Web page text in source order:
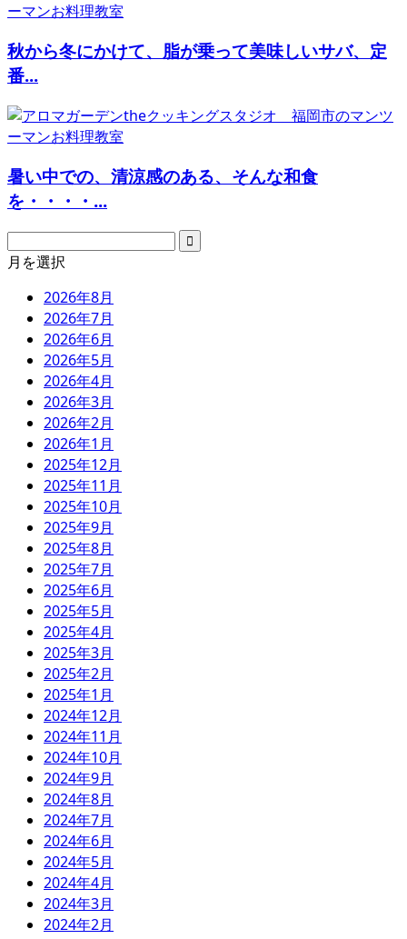
秋から冬にかけて、脂が乗って美味しいサバ、定
番...
暑い中での、清涼感のある、そんな和食
を・・・・...
月を選択
2026年8月
2026年7月
2026年6月
2026年5月
2026年4月
2026年3月
2026年2月
2026年1月
2025年12月
2025年11月
2025年10月
2025年9月
2025年8月
2025年7月
2025年6月
2025年5月
2025年4月
2025年3月
2025年2月
2025年1月
2024年12月
2024年11月
2024年10月
2024年9月
2024年8月
2024年7月
2024年6月
2024年5月
2024年4月
2024年3月
2024年2月